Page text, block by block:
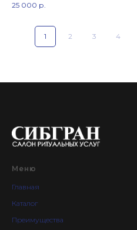
25 000 р.
1 2 3 4
Меню
Главная
Каталог
Преимущества